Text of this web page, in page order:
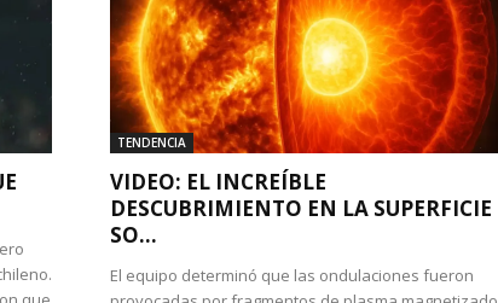
TENDENCIA
VIDEO: EL INCREÍBLE
DESCUBRIMIENTO EN LA SUPERFICIE
SO...
El equipo determinó que las ondulaciones fueron